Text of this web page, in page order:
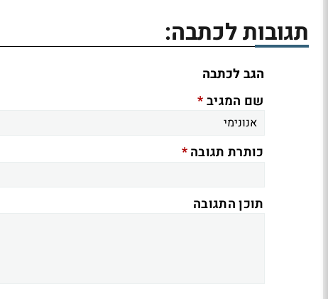
תגובות לכתבה:
הגב לכתבה
שם המגיב*
כותרת תגובה*
תוכן התגובה